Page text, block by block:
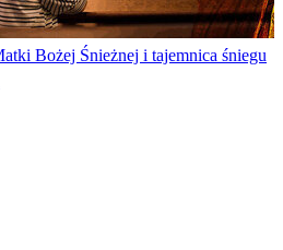
Bożej Śnieżnej i tajemnica śniegu